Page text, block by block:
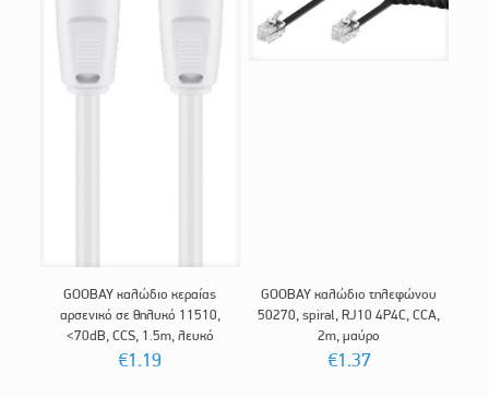
GOOBAY καλώδιο κεραίας
αρσενικό σε θηλυκό 11510,
<70dB, CCS, 1.5m, λευκό
€1.19
GOOBAY καλώδιο τηλεφώνου
50270, spiral, RJ10 4P4C, CCA,
2m, μαύρο
€1.37